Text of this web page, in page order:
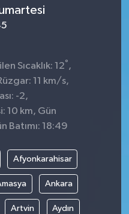
Sıcaklık: 12°,
11 km/s,
-2,
10 km, Gün
Batımı: 18:49
Afyonkarahisar
Ankara
Artvin Aydın